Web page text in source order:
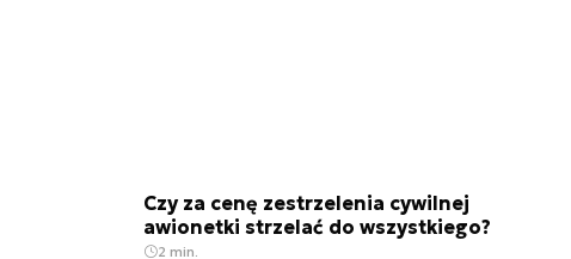
Czy za cenę zestrzelenia cywilnej
awionetki strzelać do wszystkiego?
2 min.